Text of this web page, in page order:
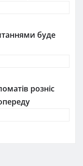
буде
розніс